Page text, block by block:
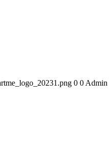
0 0 Admin